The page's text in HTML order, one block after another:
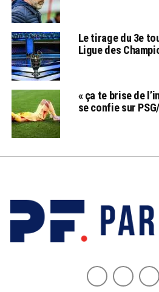
Le tirage du 3e
Ligue des
« ça te brise de
se confie sur